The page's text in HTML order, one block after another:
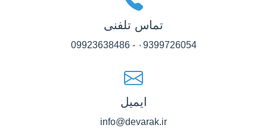
تماس تلفنی
۰9399726054 - 09923638486
ایمیل
info@devarak.ir